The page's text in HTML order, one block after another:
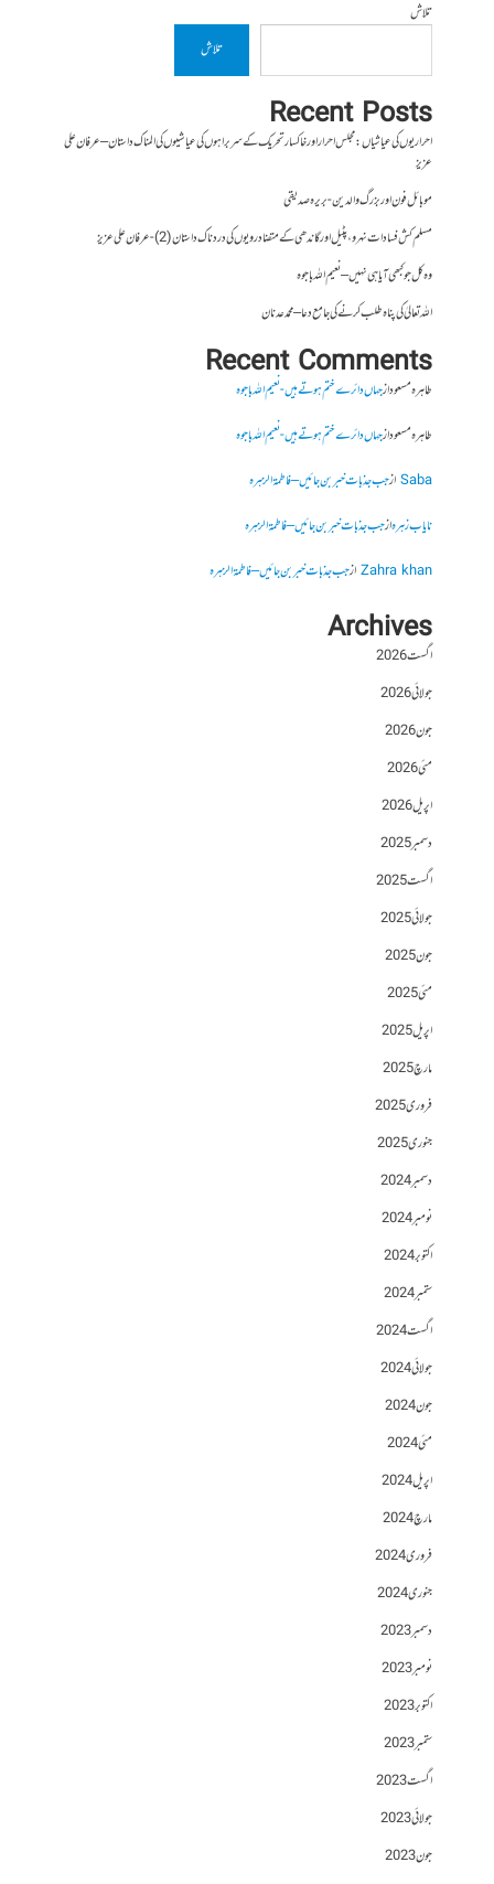
تلاش
تلاش
Recent Posts
احراریوں کی عیاشیاں : مجلس احرار اور خاکسار تحریک کے سربراہوں کی عیاشیوں کی المناک داستان – عرفان علی
عزیز
موبائل فون اور بزرگ والدین- بریرہ صدیقی
مسلم کش فسادات نہرو، پٹیل اور گاندھی کے متضاد رویوں کی درد ناک داستان (2)- عرفان علی عزیز
وہ کل جو کبھی آیا ہی نہیں – نعیم اللہ باجوہ
اللہ تعالیٰ کی پناہ طلب کرنے کی جامع دعا – محمد عدنان
Recent Comments
طاہرہ مسعودازجہاں دائرے ختم ہوتے ہیں- نعیم اللہ باجوہ
طاہرہ مسعودازجہاں دائرے ختم ہوتے ہیں- نعیم اللہ باجوہ
Sabaازجب جذبات خبر بن جائیں – فاطمۃالزہرہ
نایاب زہرہازجب جذبات خبر بن جائیں – فاطمۃالزہرہ
Zahra khanازجب جذبات خبر بن جائیں – فاطمۃالزہرہ
Archives
اگست 2026
جولائی 2026
جون 2026
مئی 2026
اپریل 2026
دسمبر 2025
اگست 2025
جولائی 2025
جون 2025
مئی 2025
اپریل 2025
مارچ 2025
فروری 2025
جنوری 2025
دسمبر 2024
نومبر 2024
اکتوبر 2024
ستمبر 2024
اگست 2024
جولائی 2024
جون 2024
مئی 2024
اپریل 2024
مارچ 2024
فروری 2024
جنوری 2024
دسمبر 2023
نومبر 2023
اکتوبر 2023
ستمبر 2023
اگست 2023
جولائی 2023
جون 2023